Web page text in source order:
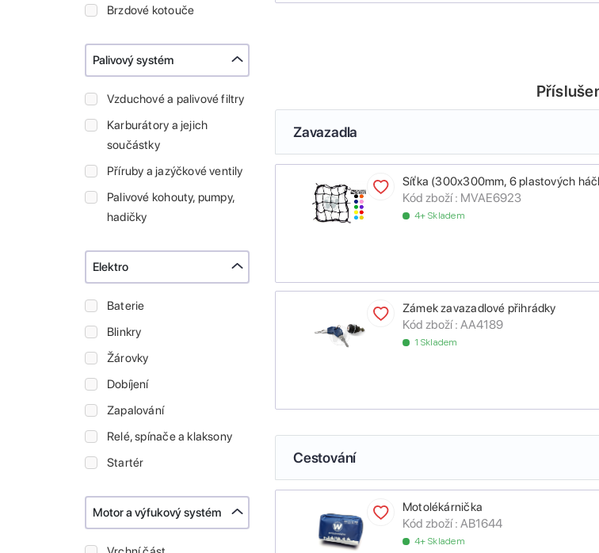
Brzdové kotouče
Palivový systém
Vzduchové a palivové filtry
Karburátory a jejich
součástky
Příruby a jazýčkové ventily
Palivové kohouty, pumpy,
hadičky
Elektro
Baterie
Blinkry
Žárovky
Dobíjení
Zapalování
Relé, spínače a klaksony
Startér
Motor a výfukový systém
Zavazadla
Síťka (300x300mm, 6 plastových
Kód zboží : MVAE6923
4+ Skladem
Zámek zavazadlové přihrádky
Kód zboží : AA4189
1 Skladem
Cestování
Motolékárnička
Kód zboží : AB1644
4+ Skladem